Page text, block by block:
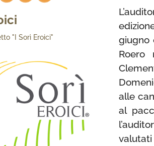
"I Sorì Eroici"
giugno
Roero
alle
al